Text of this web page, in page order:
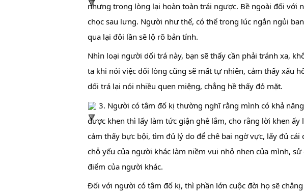
nhưng trong lòng lại hoàn toàn trái ngược. Bề ngoài đối với
chọc sau lưng. Người như thế, có thể trong lúc ngắn ngủi
qua lại đôi lần sẽ lộ rõ bản tính.
Nhìn loại người dối trá này, bạn sẽ thấy cần phải tránh xa,
ta khi nói việc dối lòng cũng sẽ mất tự nhiên, cảm thấy xấu
dối trá lại nói nhiều quen miệng, chẳng hề thấy đỏ mặt.
3. Người có tâm đố kị thường nghĩ rằng mình có khả
được khen thì lấy làm tức giận ghê lắm, cho rằng lời khen
cảm thấy bực bội, tìm đủ lý do để chê bai ngờ vực, lấy đủ
chỗ yếu của người khác làm niềm vui nhỏ nhen của mình,
điểm của người khác.
Đối với người có tâm đố kị, thì phần lớn cuộc đời họ sẽ